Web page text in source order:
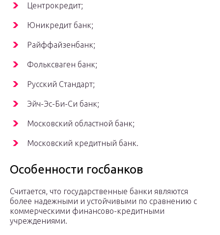
Центрокредит;
Юникредит банк;
Райффайзенбанк;
Фольксваген банк;
Русский Стандарт;
Эйч-Эс-Би-Си банк;
Московский областной банк;
Московский кредитный банк.
Особенности госбанков
Считается, что государственные банки являются
более надежными и устойчивыми по сравнению с
коммерческими финансово-кредитными
учреждениями.